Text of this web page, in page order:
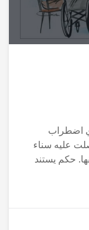
اضطراب
عليه سناء
حكم يستند